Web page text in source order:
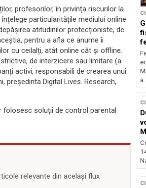
profesorilor, în privința riscurilor la
particularitățile mediului online
atitudinilor protecționiste, de
pentru a afla ce anume îi
cu ceilalți, atât online cât și offline.
de interzicere sau limitare (a
activi, responsabili de crearea unui
președinta Digital Lives. Research,
folosesc soluții de control parental
relevante din același flux
a...